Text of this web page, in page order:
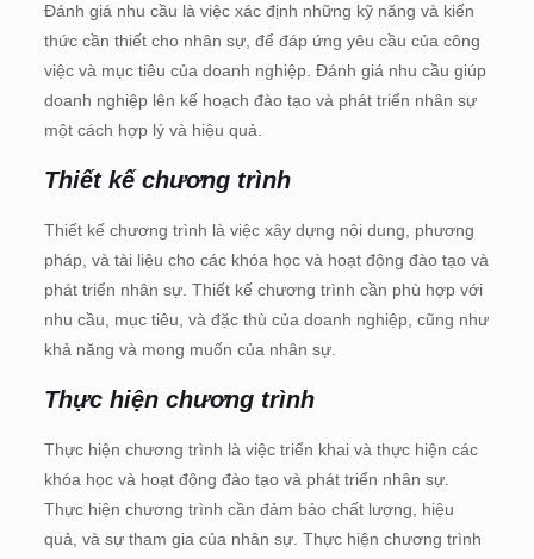
Đánh giá nhu cầu là việc xác định những kỹ năng và kiến
thức cần thiết cho nhân sự, để đáp ứng yêu cầu của công
việc và mục tiêu của doanh nghiệp. Đánh giá nhu cầu giúp
doanh nghiệp lên kế hoạch đào tạo và phát triển nhân sự
một cách hợp lý và hiệu quả.
Thiết kế chương trình
Thiết kế chương trình là việc xây dựng nội dung, phương
pháp, và tài liệu cho các khóa học và hoạt động đào tạo và
phát triển nhân sự. Thiết kế chương trình cần phù hợp với
nhu cầu, mục tiêu, và đặc thù của doanh nghiệp, cũng như
khả năng và mong muốn của nhân sự.
Thực hiện chương trình
Thực hiện chương trình là việc triển khai và thực hiện các
khóa học và hoạt động đào tạo và phát triển nhân sự.
Thực hiện chương trình cần đảm bảo chất lượng, hiệu
quả, và sự tham gia của nhân sự. Thực hiện chương trình